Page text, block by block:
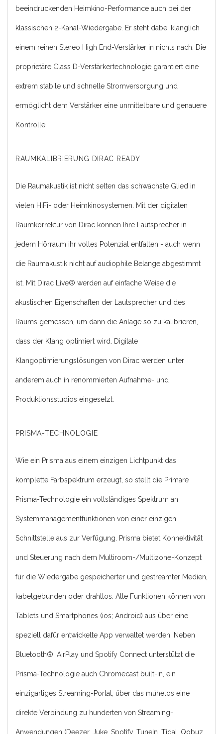
beeindruckenden Heimkino-Performance auch bei der
klassischen 2-Kanal-Wiedergabe. Er steht dabei klanglich
einem reinen Stereo High End-Verstärker in nichts nach. Die
proprietäre Class D-Verstärkertechnologie garantiert eine
extrem stabile und schnelle Stromversorgung und
ermöglicht dem Verstärker eine unmittelbare und genauere
Kontrolle.
RAUMKALIBRIERUNG DIRAC READY
Die Raumakustik ist nicht selten das schwächste Glied in
vielen HiFi- oder Heimkinosystemen. Mit der digitalen
Raumkorrektur von Dirac können Ihre Lautsprecher in
jedem Hörraum ihr volles Potenzial entfalten - auch wenn
die Raumakustik nicht auf audiophile Belange abgestimmt
ist. Mit Dirac Live® werden auf einfache Weise die
akustischen Eigenschaften der Lautsprecher und des
Raums gemessen, um dann die Anlage so zu kalibrieren,
dass der Klang optimiert wird. Digitale
Klangoptimierungslösungen von Dirac werden unter
anderem auch in renommierten Aufnahme- und
Produktionsstudios eingesetzt.
PRISMA-TECHNOLOGIE
Wie ein Prisma aus einem einzigen Lichtpunkt das
komplette Farbspektrum erzeugt, so stellt die Primare
Prisma-Technologie ein vollständiges Spektrum an
Systemmanagementfunktionen von einer einzigen
Schnittstelle aus zur Verfügung. Prisma bietet Konnektivität
und Steuerung nach dem Multiroom-/Multizone-Konzept
für die Wiedergabe gespeicherter und gestreamter Medien,
kabelgebunden oder drahtlos. Alle Funktionen können von
Tablets und Smartphones (ios; Android) aus über eine
speziell dafür entwickelte App verwaltet werden. Neben
Bluetooth®, AirPlay und Spotify Connect unterstützt die
Prisma-Technologie auch Chromecast built-in, ein
einzigartiges Streaming-Portal, über das mühelos eine
direkte Verbindung zu hunderten von Streaming-
Anwendungen (Deezer, Juke, Spotify, TuneIn, Tidal, Qobuz,